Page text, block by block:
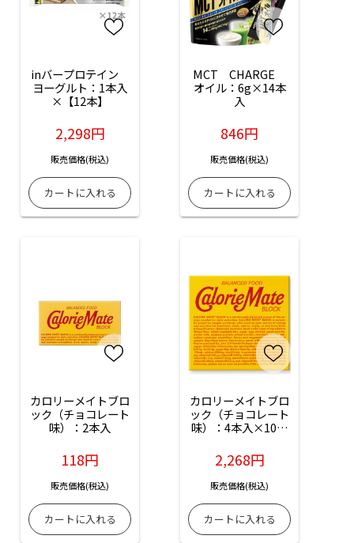
inバープロテイン
ヨーグルト：1本入
×【12本】
2,298円
販売価格(税込)
MCT　CHARGE
オイル：6g×14本
入
846円
販売価格(税込)
カロリーメイトブロ
ック（チョコレート
味）：2本入
118円
販売価格(税込)
カロリーメイトブロ
ック（チョコレート
味）：4本入×10箱
2,268円
販売価格(税込)